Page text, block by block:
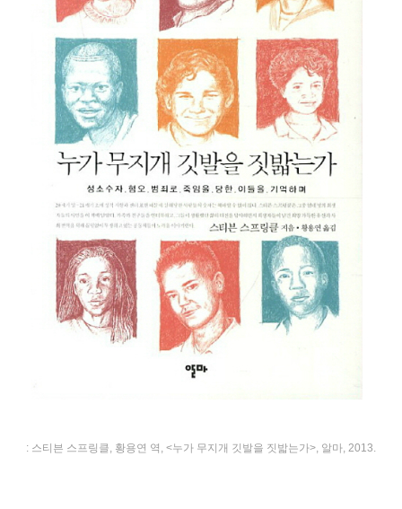
: 스티븐 스프링클, 황용연 역, <누가 무지개 깃발을 짓밟는가>, 알마, 2013.